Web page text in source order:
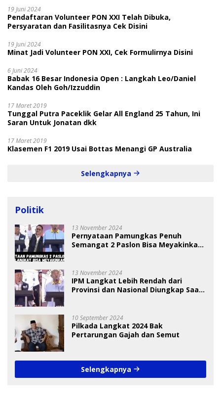
19 Juni 2024
Pendaftaran Volunteer PON XXI Telah Dibuka,
Persyaratan dan Fasilitasnya Cek Disini
19 Juni 2024
Minat Jadi Volunteer PON XXI, Cek Formulirnya Disini
6 Juni 2024
Babak 16 Besar Indonesia Open : Langkah Leo/Daniel
Kandas Oleh Goh/Izzuddin
17 Maret 2019
Tunggal Putra Paceklik Gelar All England 25 Tahun, Ini
Saran Untuk Jonatan dkk
17 Maret 2019
Klasemen F1 2019 Usai Bottas Menangi GP Australia
Selengkapnya
Politik
13 November 2024
Pernyataan Pamungkas Penuh
Semangat 2 Paslon Bisa Meyakinkan
13 November 2024
IPM Langkat Lebih Rendah dari
Provinsi dan Nasional Diungkap Saat
10 September 2024
Pilkada Langkat 2024 Bak
Pertarungan Gajah dan Semut
Selengkapnya